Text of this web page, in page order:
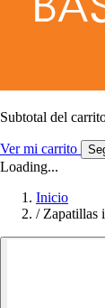
Subtotal del
Ver mi carrito
Loading...
Inicio
/ Zapatillas